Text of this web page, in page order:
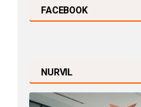
FACEBOOK
NURVIL